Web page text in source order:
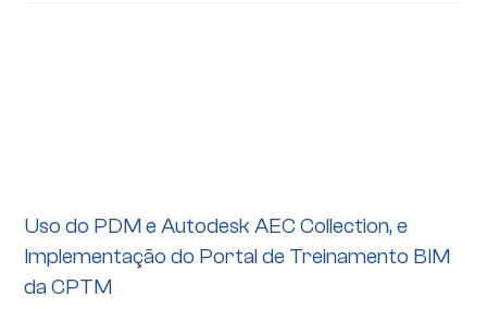
Uso do PDM e Autodesk AEC Collection, e
Implementação do Portal de Treinamento BIM
da CPTM